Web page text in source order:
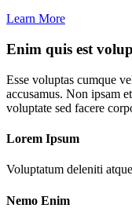
Learn More
Enim quis est
Esse voluptas cumque
accusamus. Non ipsam
voluptate sed facere
Lorem Ipsum
Voluptatum deleniti
Nemo Enim